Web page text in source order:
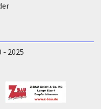
- 2025